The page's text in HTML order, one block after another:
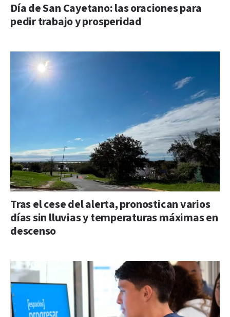
Día de San Cayetano: las oraciones para
pedir trabajo y prosperidad
Tras el cese del alerta, pronostican varios
días sin lluvias y temperaturas máximas en
descenso